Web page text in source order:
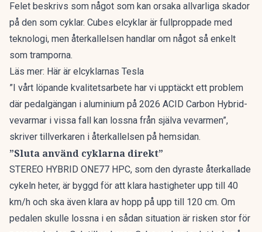
Felet beskrivs som något som kan orsaka allvarliga skador
på den som cyklar. Cubes elcyklar är fullproppade med
teknologi, men återkallelsen handlar om något så enkelt
som tramporna.
Läs mer: Här är elcyklarnas Tesla
”I vårt löpande kvalitetsarbete har vi upptäckt ett problem
där pedalgängan i aluminium på 2026 ACID Carbon Hybrid-
vevarmar i vissa fall kan lossna från själva vevarmen”,
skriver tillverkaren i återkallelsen på hemsidan.
”Sluta använd cyklarna direkt”
STEREO HYBRID ONE77 HPC, som den dyraste återkallade
cykeln heter, är byggd för att klara hastigheter upp till 40
km/h och ska även klara av hopp på upp till 120 cm. Om
pedalen skulle lossna i en sådan situation är risken stor för